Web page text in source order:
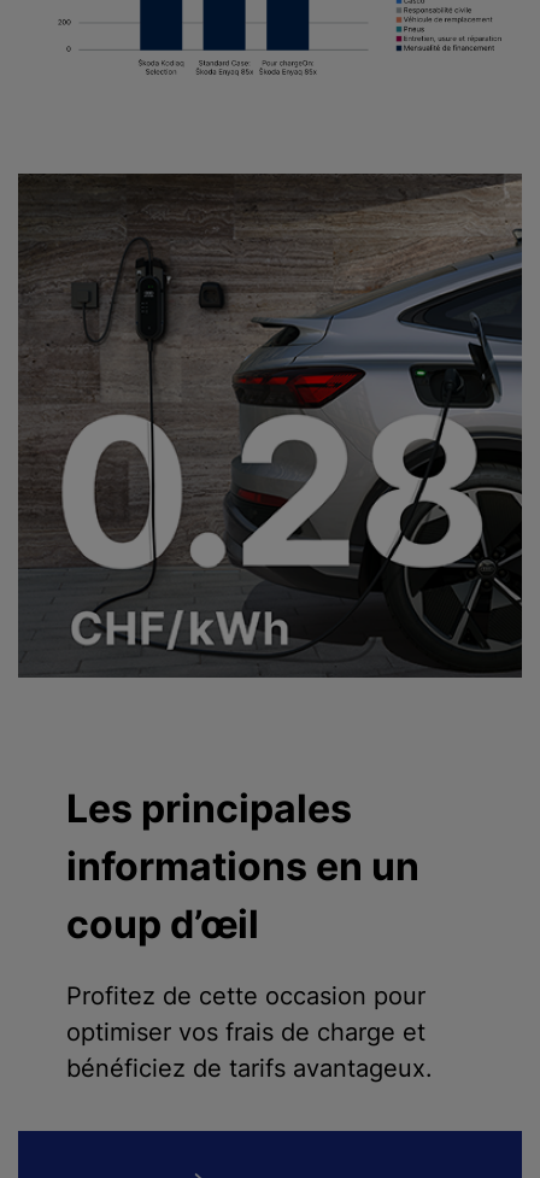
Les principales
informations en un
coup d’œil
Profitez de cette occasion pour
optimiser vos frais de charge et
bénéficiez de tarifs avantageux.